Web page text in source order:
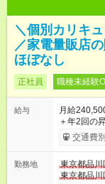
＼個別カリキ
／家電量販店
ほぼなし
正社員 職種未経験
給与
月給
＋年2回の昇給＆
～＋インセンティ
定します
評価するた
目標の達成
交通費
勤務地
東京都品川
東京都品川